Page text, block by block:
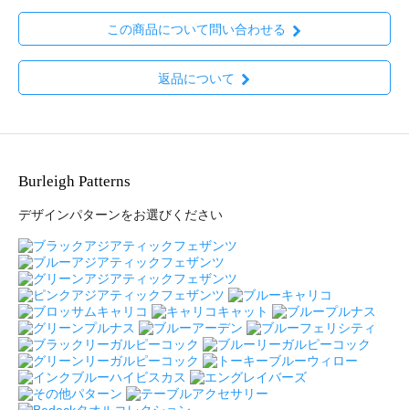
この商品について問い合わせる
返品について
Burleigh Patterns
デザインパターンをお選びください